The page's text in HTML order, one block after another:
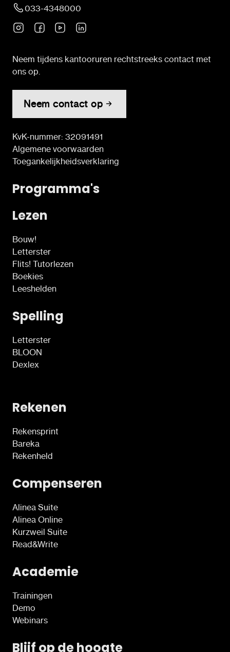
033-4348000
Neem tijdens kantooruren rechtstreeks contact met
ons op.
Neem contact op
KvK-nummer: 32091491
Algemene voorwaarden
Toegankelijkheidsverklaring
Programma's
Lezen
Bouw!
Letterster
Flits! Tutorlezen
Boekies
Leeshelden
Spelling
Letterster
BLOON
Dexlex
Rekenen
Rekensprint
Bareka
Rekenheld
Compenseren
Alinea Suite
Alinea Online
Kurzweil Suite
Read&Write
Academie
Trainingen
Demo
Webinars
Blijf op de hoogte